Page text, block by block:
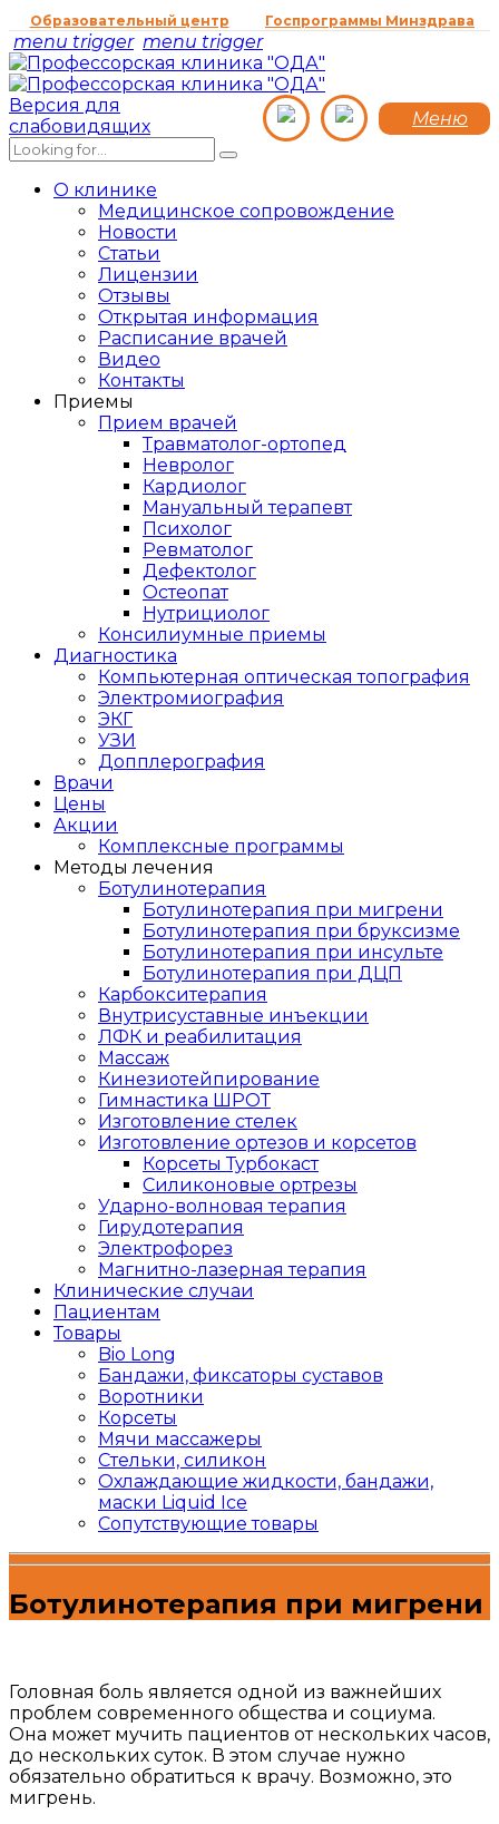
Образовательный центр Госпрограммы Минздрава
menu trigger menu trigger
Меню
Версия для
слабовидящих
О клинике
Медицинское сопровождение
Новости
Статьи
Лицензии
Отзывы
Открытая информация
Расписание врачей
Видео
Контакты
Приемы
Прием врачей
Травматолог-ортопед
Невролог
Кардиолог
Мануальный терапевт
Психолог
Ревматолог
Дефектолог
Остеопат
Нутрициолог
Консилиумные приемы
Диагностика
Компьютерная оптическая топография
Электромиография
ЭКГ
УЗИ
Допплерография
Врачи
Цены
Акции
Комплексные программы
Методы лечения
Ботулинотерапия
Ботулинотерапия при мигрени
Ботулинотерапия при бруксизме
Ботулинотерапия при инсульте
Ботулинотерапия при ДЦП
Карбокситерапия
Внутрисуставные инъекции
ЛФК и реабилитация
Массаж
Кинезиотейпирование
Гимнастика ШРОТ
Изготовление стелек
Изготовление ортезов и корсетов
Корсеты Турбокаст
Силиконовые ортрезы
Ударно-волновая терапия
Гирудотерапия
Электрофорез
Магнитно-лазерная терапия
Клинические случаи
Пациентам
Товары
Bio Long
Бандажи, фиксаторы суставов
Воротники
Корсеты
Мячи массажеры
Стельки, силикон
Охлаждающие жидкости, бандажи,
маски Liquid Ice
Сопутствующие товары
Ботулинотерапия при мигрени
Головная боль является одной из важнейших
проблем современного общества и социума.
Она может мучить пациентов от нескольких часов,
до нескольких суток. В этом случае нужно
обязательно обратиться к врачу. Возможно, это
мигрень.